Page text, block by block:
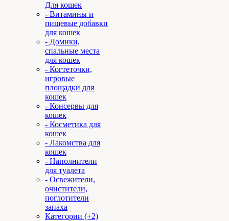
Для кошек
- Витамины и
пищевые добавки
для кошек
- Домики,
спальные места
для кошек
- Когтеточки,
игровые
площадки для
кошек
- Консервы для
кошек
- Косметика для
кошек
- Лакомства для
кошек
- Наполнители
для туалета
- Освежители,
очистители,
поглотители
запаха
Категории (+2)